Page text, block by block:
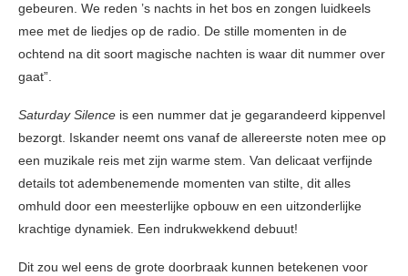
gebeuren. We reden ’s nachts in het bos en zongen luidkeels
mee met de liedjes op de radio. De stille momenten in de
ochtend na dit soort magische nachten is waar dit nummer over
gaat”.
Saturday Silence is een nummer dat je gegarandeerd kippenvel
bezorgt. Iskander neemt ons vanaf de allereerste noten mee op
een muzikale reis met zijn warme stem. Van delicaat verfijnde
details tot adembenemende momenten van stilte, dit alles
omhuld door een meesterlijke opbouw en een uitzonderlijke
krachtige dynamiek. Een indrukwekkend debuut!
Dit zou wel eens de grote doorbraak kunnen betekenen voor